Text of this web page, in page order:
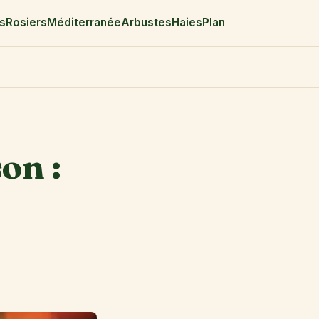
Rosiers MéditerranéeArbustes Haies Plan
: